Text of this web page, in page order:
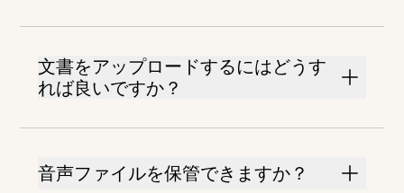
文書をアップロードするにはどうす
れば良いですか？
音声ファイルを保管できますか？